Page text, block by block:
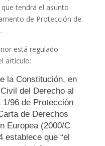
tendrá el asunto
de Protección de
está regulado
artículo:
la Constitución, en
del Derecho al
1/96 de Protección
de Derechos
Europea (2000/C
establece que “el